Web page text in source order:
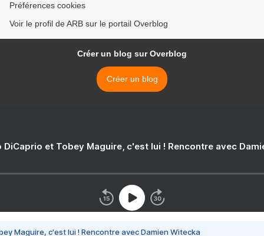
Préférences cookies
Voir le profil de ARB sur le portail Overblog
Créer un blog sur Overblog
Créer un blog
DiCaprio et Tobey Maguire, c'est lui ! Rencontre avec
Maguire, c'est lui ! Rencontre avec Damien Witecka